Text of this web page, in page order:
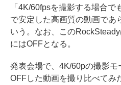
「4K/60fpsを撮影する場合
で安定した高画質の動画であ
いう。なお、この
にはOFFとなる。
発表会場で、4K/60pの撮影
OFFした動画を撮り比べてみ